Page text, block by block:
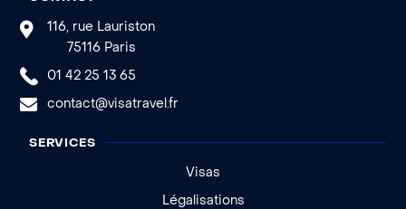
116, rue Lauriston
75116 Paris
01 42 25 13 65
contact@visatravel.fr
SERVICES
Visas
Légalisations